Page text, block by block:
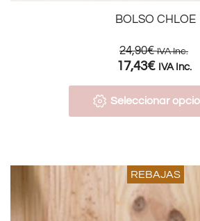
BOLSO CHLOE
24,90€ IVA Inc.
17,43€ IVA Inc.
Seleccionar
REBAJAS